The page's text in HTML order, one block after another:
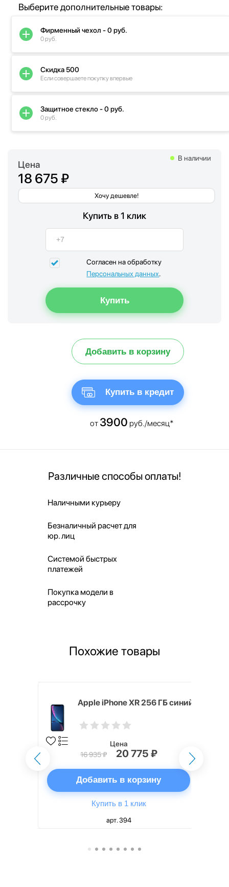
Цена
18 675 ₽
Хочу дешевле!
В наличии
Купить в 1 клик
Согласен на обработку
Персональных данных.
Добавить в корзину
Купить в кредит
от 3900 руб./месяц*
Выберите дополнительные товары:
Фирменный чехол - 0 руб.
0 руб.
Скидка 500
Если совершаете покупку впервые
Защитное стекло - 0 руб.
0 руб.
Различные способы оплаты!
Наличными курьеру
Безналичный расчет для
юр. лиц
Системой быстрых
платежей
Покупка модели в
рассрочку
Похожие товары
Apple iPhone XR 256 ГБ синий
Цена
16 935 ₽
20 775 ₽
Добавить в корзину
Купить в 1 клик
арт. 394